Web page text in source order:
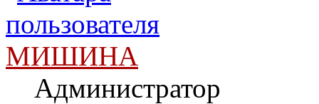
МИШИНА
Администратор